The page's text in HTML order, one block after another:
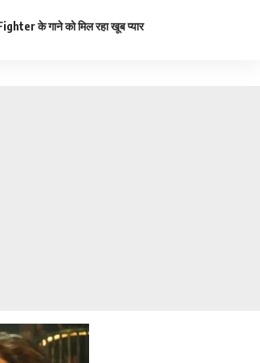
Fighter के गाने को मिल रहा खूब प्यार